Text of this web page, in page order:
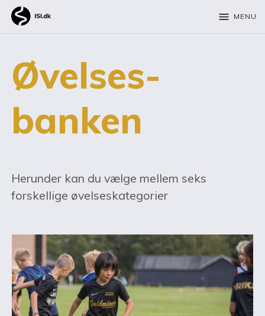
menu MENU
Øvelses­
banken
Herunder kan du vælge mellem seks
forskellige øvelseskategorier